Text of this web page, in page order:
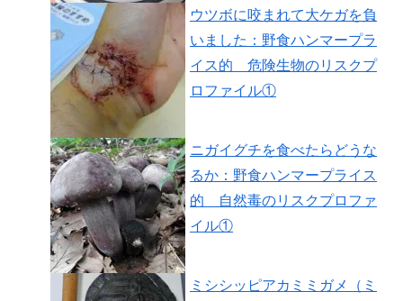
ウツボに咬まれて大ケガを負
いました：野食ハンマープラ
イス的 危険生物のリスクプ
ロファイル①
ニガイグチを食べたらどうな
るか：野食ハンマープライス
的 自然毒のリスクプロファ
イル①
ミシシッピアカミミガメ（ミ